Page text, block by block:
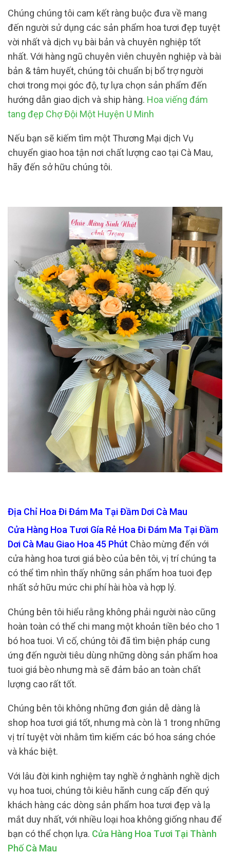
Chúng chúng tôi cam kết ràng buộc đưa về mang
đến người sử dụng các sản phẩm hoa tươi đẹp tuyệt
vời nhất và dịch vụ bài bản và chuyên nghiệp tốt
nhất. Với hàng ngũ chuyên viên chuyên nghiệp và bài
bản & tâm huyết, chúng tôi chuẩn bị bổ trợ người
chơi trong mọi góc độ, tự lựa chọn sản phẩm đến
hướng dẫn giao dịch và ship hàng. Hoa viếng đám
tang đẹp Chợ Đội Một Huyện U Minh
Nếu bạn sẽ kiếm tìm một Thương Mại dịch Vụ
chuyển giao hoa tận nơi chất lượng cao tại Cà Mau,
hãy đến sở hữu chúng tôi.
Địa Chỉ Hoa Đi Đám Ma Tại Đầm Dơi Cà Mau
Cửa Hàng Hoa Tươi Gía Rẻ Hoa Đi Đám Ma Tại Đầm
Dơi Cà Mau Giao Hoa 45 Phút Chào mừng đến với
cửa hàng hoa tươi giá bèo của bên tôi, vị trí chúng ta
có thể tìm nhìn thấy những sản phẩm hoa tuoi đẹp
nhất sở hữu mức chi phí hài hòa và hợp lý.
Chúng bên tôi hiểu rằng không phải người nào cũng
hoàn toàn có thể chi mang một khoản tiền béo cho 1
bó hoa tuoi. Vì cố, chúng tôi đã tìm biện pháp cung
ứng đến người tiêu dùng những dòng sản phẩm hoa
tuoi giá bèo nhưng mà sẽ đảm bảo an toàn chất
lượng cao rất tốt.
Chúng bên tôi không những đơn giản dễ dàng là
shop hoa tươi giá tốt, nhưng mà còn là 1 trong những
vị trí tuyệt vời nhằm tìm kiếm các bó hoa sáng chóe
và khác biệt.
Với lâu đời kinh nghiệm tay nghề ở nghành nghề dịch
vụ hoa tuoi, chúng tôi kiêu hãnh cung cấp đến quý
khách hàng các dòng sản phẩm hoa tươi đẹp và lạ
mắt duy nhất, với nhiều loại hoa không giống nhau để
bạn có thể chọn lựa. Cửa Hàng Hoa Tươi Tại Thành
Phố Cà Mau